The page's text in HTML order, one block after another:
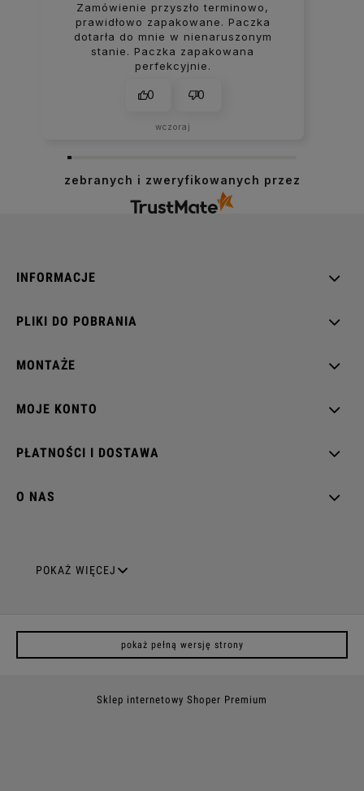
Zamówienie przyszło terminowo,
prawidłowo zapakowane. Paczka
dotarła do mnie w nienaruszonym
stanie. Paczka zapakowana
perfekcyjnie.
0 0
wczoraj
zebranych i zweryfikowanych przez
INFORMACJE
PLIKI DO POBRANIA
MONTAŻE
MOJE KONTO
PŁATNOŚCI I DOSTAWA
O NAS
GNIAZDA ELEKTRYCZNE
Gniazda podwójne z uziemieniem
POKAŻ WIĘCEJ
pokaż pełną wersję strony
Sklep internetowy Shoper Premium